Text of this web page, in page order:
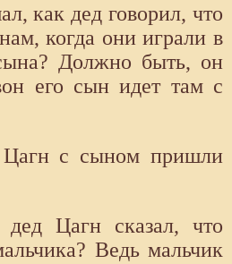
как дед говорил, что
когда они играли в
Должно быть, он
его сын идет там с
с сыном пришли
Цагн сказал, что
Ведь мальчик